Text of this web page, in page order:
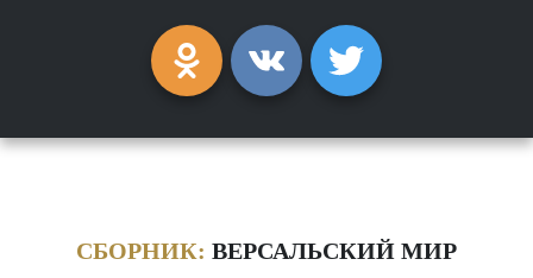
СБОРНИК: ВЕРСАЛЬСКИЙ МИР